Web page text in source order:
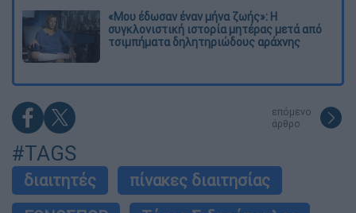
«Μου έδωσαν έναν μήνα ζωής»: Η
συγκλονιστική ιστορία μητέρας μετά από
τσιμπήματα δηλητηριώδους αράχνης
επόμενο
άρθρο
#TAGS
διαιτητές
πίνακες διαιτησίας